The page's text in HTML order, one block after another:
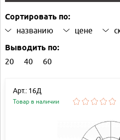
Сортировать по:
названию цене
Выводить по:
20 40 60
Арт.: 16Д
Товар в наличии